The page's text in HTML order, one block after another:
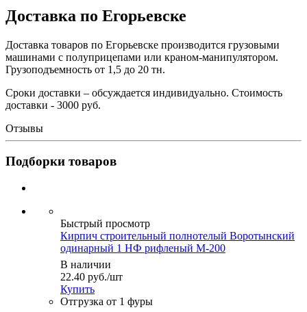
Доставка по Егорьевске
Доставка товаров по Егорьевске производится грузовыми
машинами с полуприцепами или краном-манипулятором.
Грузоподъемность от 1,5 до 20 тн.
Сроки доставки – обсуждается индивидуально. Стоимость
доставки - 3000 руб.
Отзывы
Подборки товаров
Быстрый просмотр
Кирпич строительный полнотелый Воротынский
одинарный 1 НФ рифленый М-200
В наличии
22.40 руб./шт
Купить